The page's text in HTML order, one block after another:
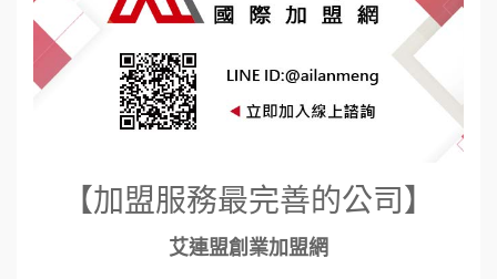
【加盟服務最完善的公司】
艾連盟創業加盟網